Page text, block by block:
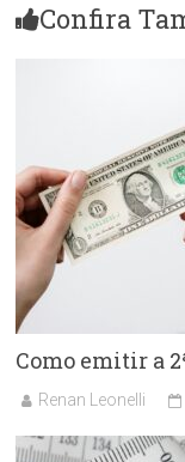
Confira
Como emitir a
Renan Leonelli